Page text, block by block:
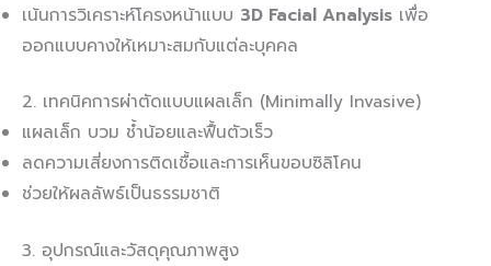
เน้นการวิเคราะห์โครงหน้าแบบ 3D Facial Analysis เพื่อ
ออกแบบคางให้เหมาะสมกับแต่ละบุคคล
2. เทคนิคการผ่าตัดแบบแผลเล็ก (Minimally Invasive)
แผลเล็ก บวม ช้ำน้อยและฟื้นตัวเร็ว
ลดความเสี่ยงการติดเชื้อและการเห็นขอบซิลิโคน
ช่วยให้ผลลัพธ์เป็นธรรมชาติ
3. อุปกรณ์และวัสดุคุณภาพสูง